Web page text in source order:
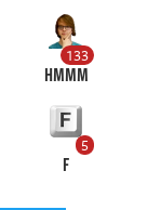
133
HMMM
5
F